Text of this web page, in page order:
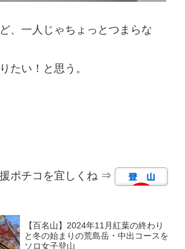
、一人じゃちょっとつまらな
たい！と思う。
ポチコを宜しくね ⇒
【百名山】2024年11月紅葉の終わり
と冬の始まりの荒島岳・中出コースを
ソロ女子登山